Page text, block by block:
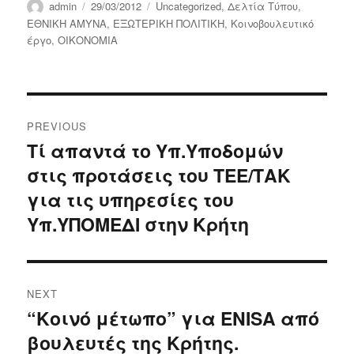
Author
admin
Posted
on
29/03/2012 Categories
Uncategorized,Δελτία Τύπου,
ΕΘΝΙΚΗ ΑΜΥΝΑ, ΕΞΩΤΕΡΙΚΗ ΠΟΛΙΤΙΚΗ, Κοινοβουλευτικό
έργο,ΟΙΚΟΝΟΜΙΑ
navigation
PREVIOUS
Previous
post:
Τί απαντά το Υπ.Υποδομών
στις προτάσεις του ΤΕΕ/ΤΑΚ
για τις υπηρεσίες του
Υπ.ΥΠΟΜΕΔΙ στην Κρήτη
NEXT
Next
post:
“Κοινό μέτωπο” για ENISA από
βουλευτές της Κρήτης.